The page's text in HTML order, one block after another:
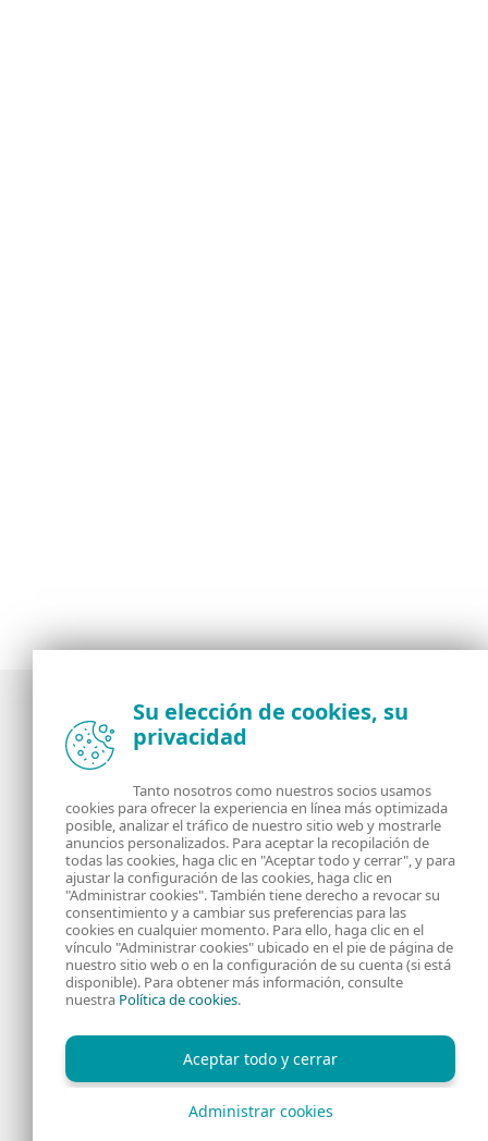
Noticias, opiniones y análisis de la comunidad de
seguridad de ESET
Acerca de RSS Feed
Contáctanos Dirección
Información Legal Política de Cookies
Política de privacidad
Su elección de cookies, su
privacidad
Tanto nosotros como nuestros socios usamos
cookies para ofrecer la experiencia en línea más optimizada
posible, analizar el tráfico de nuestro sitio web y mostrarle
anuncios personalizados. Para aceptar la recopilación de
todas las cookies, haga clic en "Aceptar todo y cerrar", y para
ajustar la configuración de las cookies, haga clic en
"Administrar cookies". También tiene derecho a revocar su
consentimiento y a cambiar sus preferencias para las
cookies en cualquier momento. Para ello, haga clic en el
vínculo "Administrar cookies" ubicado en el pie de página de
nuestro sitio web o en la configuración de su cuenta (si está
disponible). Para obtener más información, consulte
nuestra Política de cookies.
Aceptar todo y cerrar
Administrar cookies